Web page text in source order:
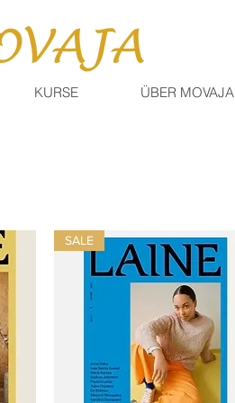
KURSE ÜBER MOVAJA
SALE